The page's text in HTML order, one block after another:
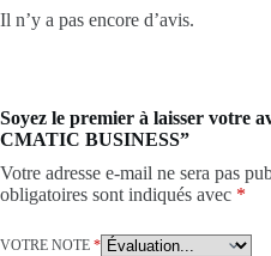
Il n’y a pas encore d’avis.
Soyez le premier à laisser votre
CMATIC BUSINESS”
Votre adresse e-mail ne sera pas
obligatoires sont indiqués avec *
VOTRE NOTE *